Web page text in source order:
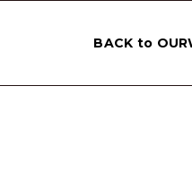
BACK to